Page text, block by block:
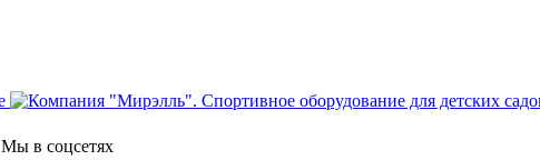
Мы в соцсетях